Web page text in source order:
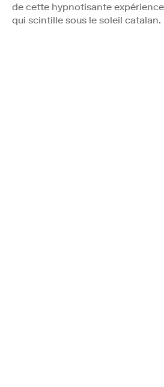
de cette hypnotisante
qui scintille sous le soleil catalan.